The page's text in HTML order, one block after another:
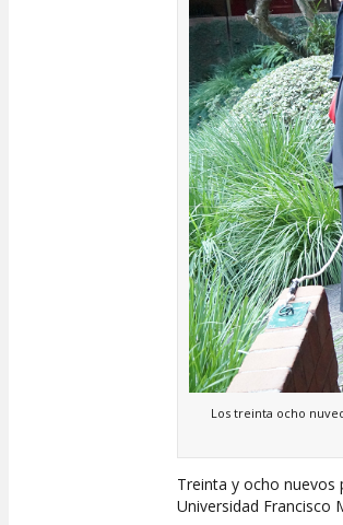
Los treinta ocho
Treinta y ocho nuevos
Universidad Francisco